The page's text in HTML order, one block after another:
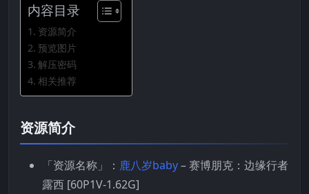
内容目录
资源简介
预览图片
解压密码
相关推荐
资源简介
「资源名称」： 鹿八岁baby– 赛博朋克：边缘行者
露西 [60P1V-1.62G]